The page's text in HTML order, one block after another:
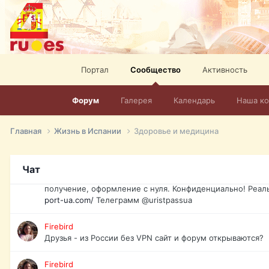
Портал Сообщество
Форум Галерея Календарь Наша
Активность
Главная Жизнь в Испании Здоровье и медицина
Чат
спорт, HD. + Огромная видеотека + 10.000 фильмов и
сайта. Наш сайт: http://mir-tv.club/television-in-spain.html
David16
Книги
David16
Подскажите пожалуйста, как удалить свой аккаунт из
Юрист юа
получение, оформление с нуля. Конфиденциально!
port-ua.com/ Телеграмм @uristpassua
Firebird
Друзья - из России без VPN сайт и форум открываются?
Firebird